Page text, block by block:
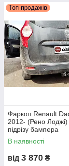
Топ продажів
Фаркоп Renault
2012- (Рено Лоджі)
підрізу бампера
В наявності
від 3 870 ₴